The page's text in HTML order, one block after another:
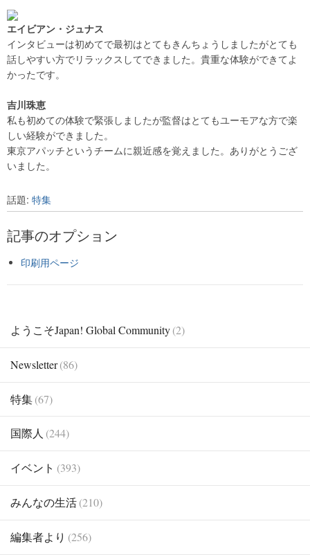
エイビアン・ジュナス
インタビューは初めてで最初はとてもきんちょうしましたがとても
話しやすい方でリラックスしてできました。貴重な体験ができてよ
かったです。
吉川珠恵
私も初めての体験で緊張しましたが監督はとてもユーモアな方で楽
しい経験ができました。
東京アパッチというチームに親近感を覚えました。ありがとうござ
いました。
話題: 特集
記事のオプション
印刷用ページ
ようこそJapan! Global Community(2)
Newsletter(86)
特集(67)
国際人 (244)
イベント (393)
みんなの生活(210)
編集者より (256)